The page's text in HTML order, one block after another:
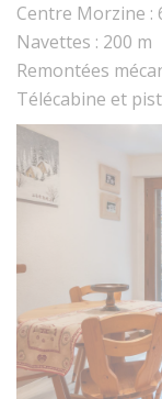
Centre Morzine :
Navettes : 200 m
Remontées
Télécabine et